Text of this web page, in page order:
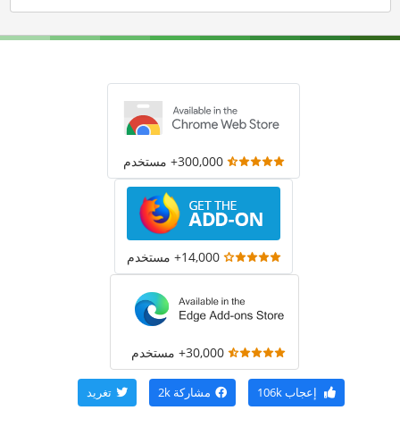
300,000+ مستخدم
14,000+ مستخدم
30,000+ مستخدم
إعجاب106k مشاركة 2k تغريد